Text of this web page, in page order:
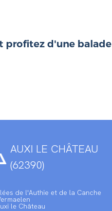
profitez d'une balade
AUXI LE CHÂTEAU
(62390)
de l'Authie et de la Canche
le Château